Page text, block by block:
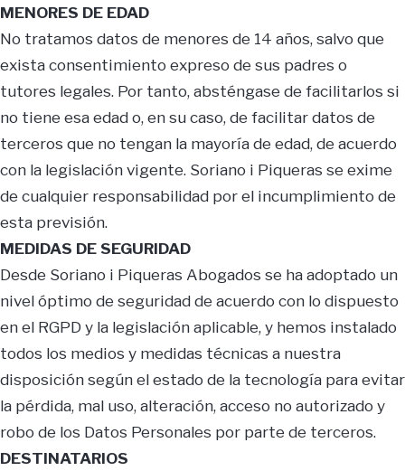
MENORES DE EDAD
No tratamos datos de menores de 14 años, salvo que
exista consentimiento expreso de sus padres o
tutores legales. Por tanto, absténgase de facilitarlos si
no tiene esa edad o, en su caso, de facilitar datos de
terceros que no tengan la mayoría de edad, de acuerdo
con la legislación vigente. Soriano i Piqueras se exime
de cualquier responsabilidad por el incumplimiento de
esta previsión.
MEDIDAS DE SEGURIDAD
Desde Soriano i Piqueras Abogados se ha adoptado un
nivel óptimo de seguridad de acuerdo con lo dispuesto
en el RGPD y la legislación aplicable, y hemos instalado
todos los medios y medidas técnicas a nuestra
disposición según el estado de la tecnología para evitar
la pérdida, mal uso, alteración, acceso no autorizado y
robo de los Datos Personales por parte de terceros.
DESTINATARIOS